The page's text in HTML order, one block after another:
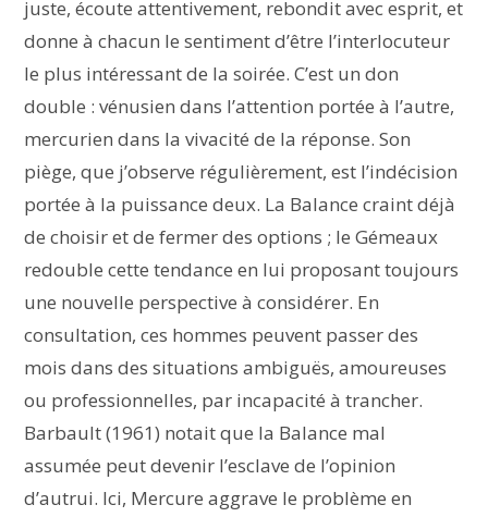
juste, écoute attentivement, rebondit avec esprit, et
donne à chacun le sentiment d’être l’interlocuteur
le plus intéressant de la soirée. C’est un don
double : vénusien dans l’attention portée à l’autre,
mercurien dans la vivacité de la réponse. Son
piège, que j’observe régulièrement, est l’indécision
portée à la puissance deux. La Balance craint déjà
de choisir et de fermer des options ; le Gémeaux
redouble cette tendance en lui proposant toujours
une nouvelle perspective à considérer. En
consultation, ces hommes peuvent passer des
mois dans des situations ambiguës, amoureuses
ou professionnelles, par incapacité à trancher.
Barbault (1961) notait que la Balance mal
assumée peut devenir l’esclave de l’opinion
d’autrui. Ici, Mercure aggrave le problème en